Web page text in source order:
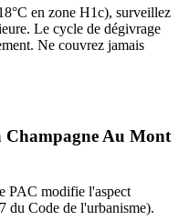
en zone H1c), surveillez
Le cycle de dégivrage
Ne couvrez jamais
Champagne Au Mont
PAC modifie l'aspect
du Code de l'urbanisme).